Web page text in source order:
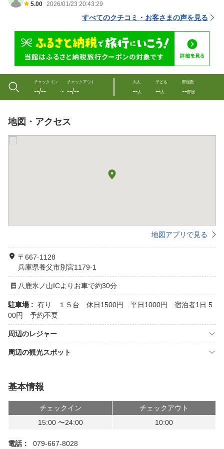
5.00 2026/01/23 20:43:29
すべてのクチコミ・お客さまの声を見る
チェックイン
--/-- 〜
チェックアウト
--/--
大人
--人
子ども
--人
部屋数
--部屋
地図・アクセス
地図アプリで見る
〒667-1128
兵庫県養父市別宮1179-1
八鹿氷ノ山ICよりお車で約30分
駐車場 : 有り １５台 休日1500円 平日1000円 宿泊者1日 5
00円 予約不要
周辺のレジャー
周辺の観光スポット
基本情報
チェックイン
チェックアウト
15:00 〜24:00
10:00
電話： 079-667-8028